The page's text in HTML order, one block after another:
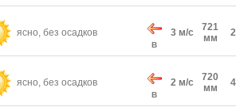
ясно, без осадков
В
3 м/с
721
мм
ясно, без осадков
В
2 м/с
720
мм